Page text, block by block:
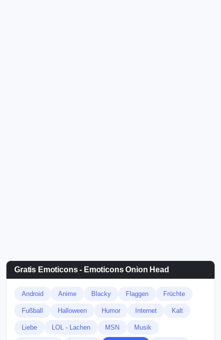
Gratis Emoticons - Emoticons Onion Head
Android Anime Blacky Flaggen Früchte
Fußball Halloween Humor Internet Kalt
Liebe LOL - Lachen MSN Musik